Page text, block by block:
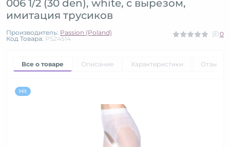
006 1/2 (30 den), white, с вырезом,
имитация трусиков
Производитель: Passion (Poland)
Код Товара: PS24514
0
Все о товаре Описание Характеристики Отзывы
Hit